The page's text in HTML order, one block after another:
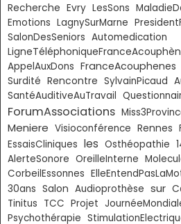
Recherche Evry LesSons
Emotions LagnySurMarne
SalonDesSeniors Automedication
AppelAuxDons FranceAcouphenes
Surdité Rencontre SylvainPicaud
SantéAuditiveAuTravail
ForumAssociations
Meniere Visioconférence Rennes
EssaisCliniques les Osthéopathie
AlerteSonore OreilleInterne
CorbeilEssonnes
30ans Salon Audioprothèse sur
Tinitus TCC Projet
Psychothérapie